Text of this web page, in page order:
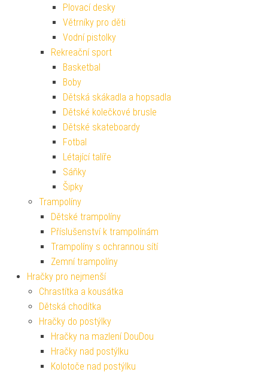
Plovací desky
Větrníky pro děti
Vodní pistolky
Rekreační sport
Basketbal
Boby
Dětská skákadla a hopsadla
Dětské kolečkové brusle
Dětské skateboardy
Fotbal
Létající talíře
Sáňky
Šipky
Trampolíny
Dětské trampolíny
Příslušenství k trampolínám
Trampolíny s ochrannou sítí
Zemní trampolíny
Hračky pro nejmenší
Chrastítka a kousátka
Dětská chodítka
Hračky do postýlky
Hračky na mazlení DouDou
Hračky nad postýlku
Kolotoče nad postýlku